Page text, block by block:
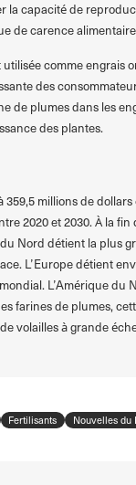
capacité de
de carence
comme engrais
des
de plumes dans les
des plantes.
millions de
2020 et 2030. À la
Nord détient la plus
L’Europe détient
L’Amérique du
farines de plumes,
volailles à grande
Fertilisants Nouvelles du